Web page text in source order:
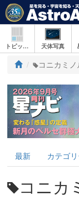
トピックス 天体写真
ト
プ
コニカミノ
Topics
最新 カテゴ
コニカ